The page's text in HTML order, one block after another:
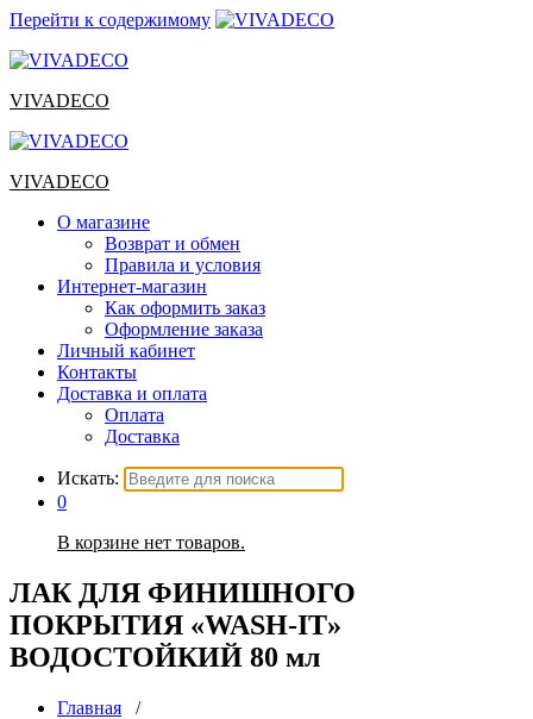
Перейти к содержимому
VIVADECO
VIVADECO
О магазине
Возврат и обмен
Правила и условия
Интернет-магазин
Как оформить заказ
Оформление заказа
Личный кабинет
Контакты
Доставка и оплата
Оплата
Доставка
Искать:
0
В корзине нет товаров.
ЛАК ДЛЯ ФИНИШНОГО
ПОКРЫТИЯ «WASH-IT»
ВОДОСТОЙКИЙ 80 мл
Главная /